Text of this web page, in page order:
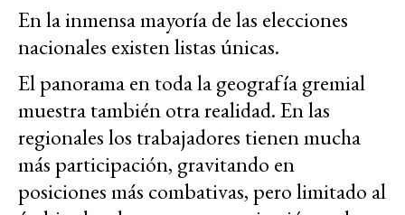
En la inmensa mayoría de las elecciones
nacionales existen listas únicas.
El panorama en toda la geografía gremial
muestra también otra realidad. En las
regionales los trabajadores tienen mucha
más participación, gravitando en
posiciones más combativas, pero limitado al